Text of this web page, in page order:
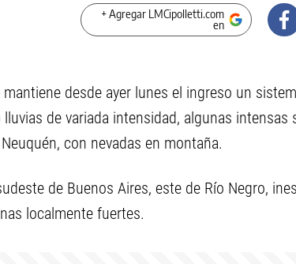
+ Agregar LMCipolletti.com
en
desde ayer lunes el ingreso un
de variada intensidad, algunas intensas
con nevadas en montaña.
de Buenos Aires, este de Río Negro,
localmente fuertes.